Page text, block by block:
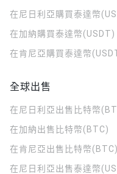
在尼日利亞購買泰達幣
在加納購買泰達幣(USDT)
在肯尼亞購買泰達幣
全球出售
在尼日利亞出售比特幣
在加納出售比特幣(BTC)
在肯尼亞出售比特幣(BTC)
在尼日利亞出售泰達幣